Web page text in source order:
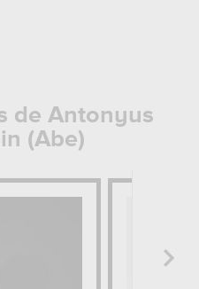
de Antonyus
(Abe)